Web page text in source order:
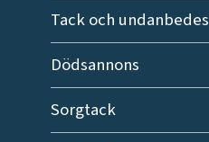
Tack och undanbedes
Dödsannons
Sorgtack